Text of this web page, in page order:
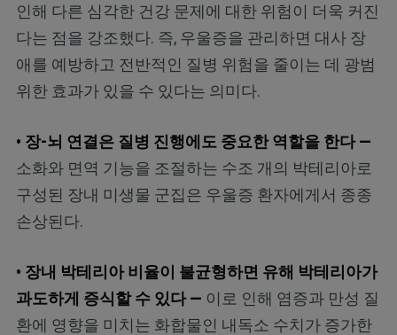
인해 다른 심각한 건강 문제에 대한 위험이 더욱 커진
다는 점을 강조했다. 즉, 우울증을 관리하면 대사 장
애를 예방하고 전반적인 질병 위험을 줄이는 데 광범
위한 효과가 있을 수 있다는 의미다.
• 장-뇌 연결은 질병 진행에도 중요한 역할을 한다 —
소화와 면역 기능을 조절하는 수조 개의 박테리아로
구성된 장내 미생물 군집은 우울증 환자에게서 종종
손상된다.
• 장내 박테리아 비율이 불균형하면 유해 박테리아가
과도하게 증식할 수 있다 — 이로 인해 염증과 만성 질
환에 영향을 미치는 화합물인 내독소 수치가 증가한